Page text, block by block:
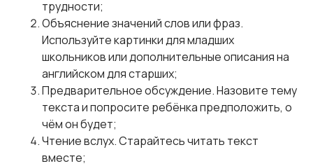
трудности;
Объяснение значений слов или фраз.
Используйте картинки для младших
школьников или дополнительные описания на
английском для старших;
Предварительное обсуждение. Назовите тему
текста и попросите ребёнка предположить, о
чём он будет;
Чтение вслух. Старайтесь читать текст
вместе;